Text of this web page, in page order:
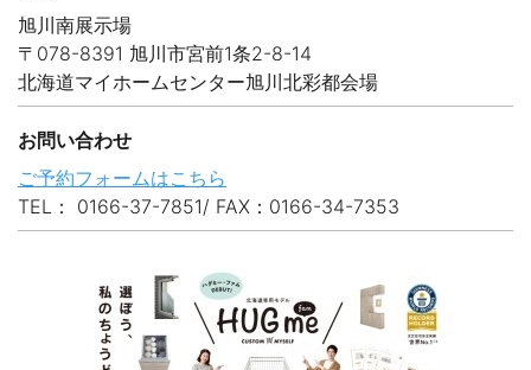
旭川南展示場
〒078-8391 旭川市宮前1条2-8-14
北海道マイホームセンター旭川北彩都会場
お問い合わせ
ご予約フォームはこちら
TEL： 0166-37-7851/ FAX：0166-34-7353